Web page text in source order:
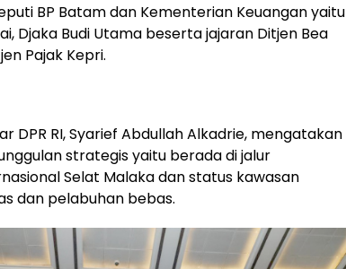
BP Batam dan Kementerian Keuangan yaitu
Djaka Budi Utama beserta jajaran Ditjen Bea
Pajak Kepri.
DPR RI, Syarief Abdullah Alkadrie, mengatakan
strategis yaitu berada di jalur
Selat Malaka dan status kawasan
dan pelabuhan bebas.